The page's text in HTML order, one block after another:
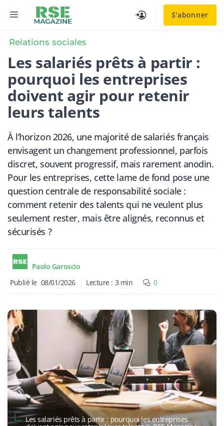
S'abonner
MENU
Relations sociales
Les salariés prêts à partir :
pourquoi les entreprises
doivent agir pour retenir
leurs talents
À l’horizon 2026, une majorité de salariés français
envisagent un changement professionnel, parfois
discret, souvent progressif, mais rarement anodin.
Pour les entreprises, cette lame de fond pose une
question centrale de responsabilité sociale :
comment retenir des talents qui ne veulent plus
seulement rester, mais être alignés, reconnus et
sécurisés ?
Paolo Garoscio
Publié le 08/01/2026 Lecture : 3 min 0
Les salariés prêts à partir : pourquoi les entreprises